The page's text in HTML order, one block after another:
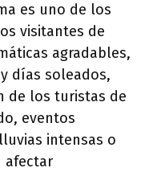
es uno de los
visitantes de
agradables,
días soleados,
de los turistas de
eventos
intensas o
afectar